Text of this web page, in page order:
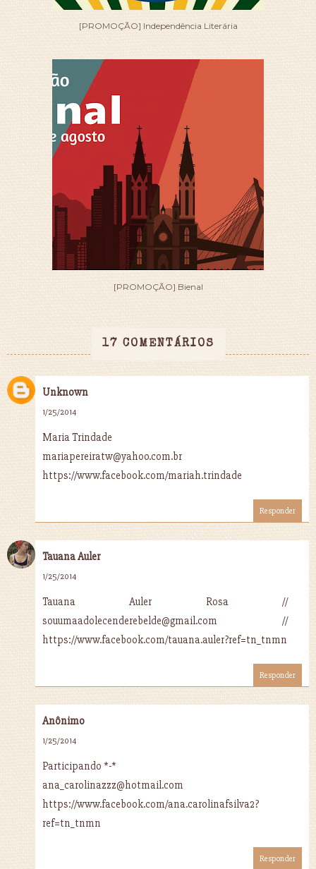
[PROMOÇÃO] Independência Literária
[PROMOÇÃO] Bienal
17 COMENTÁRIOS
Unknown
1/25/2014
Maria Trindade
mariapereiratw@yahoo.com.br
https://www.facebook.com/mariah.trindade
Responder
Tauana Auler
1/25/2014
Tauana Auler Rosa //
souumaadolecenderebelde@gmail.com //
https://www.facebook.com/tauana.auler?ref=tn_tnmn
Responder
Anônimo
1/25/2014
Participando *-*
ana_carolinazzz@hotmail.com
https://www.facebook.com/ana.carolinafsilva2?
ref=tn_tnmn
Responder